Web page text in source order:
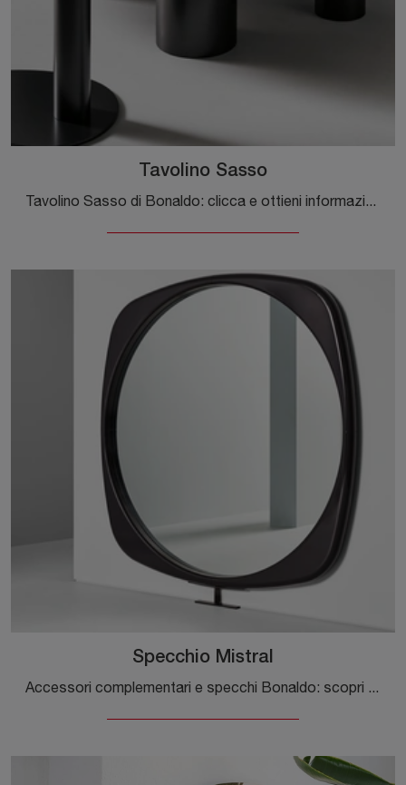
Tavolino Sasso
Tavolino Sasso di Bonaldo: clicca e ottieni informazioni sui Complementi e tavolini moderni in marmo del rinomato marchio!
Specchio Mistral
Accessori complementari e specchi Bonaldo: scopri come impreziosire i tuoi spazi moderni con il modello Specchio Mistral.